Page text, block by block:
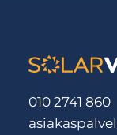
010 2741 860